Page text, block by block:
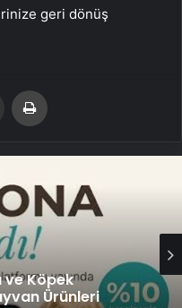
geri dönüş
Email'den paylaş
ve Köpek
Ürünleri